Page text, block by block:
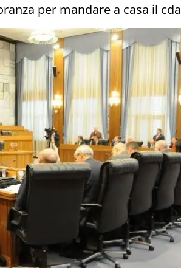
per mandare a casa il cda